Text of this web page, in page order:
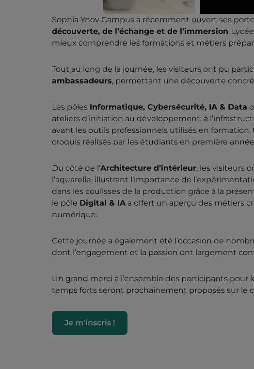
Sophia Ynov Campus a récemment ouvert ses
découverte, de l’échange et de l’immersion.
mieux comprendre les formations et métiers
Tout au long de la journée, les visiteurs ont pu
ambassadeurs, permettant une découverte
Les pôles Informatique, Cybersécurité, IA & Data
ateliers d’initiation au développement, à
avant les outils professionnels utilisés en
croquis réalisés par les étudiants en première
Du côté de l’Architecture d’intérieur, les visiteurs
l’aquarelle, illustrant l’importance de
dans les coulisses de la production grâce à la
le pôle Digital & IAa offert un aperçu des métiers
numérique.
Cette journée a également été l’occasion de
dont l’engagement et la passion ont largement
Un grand merci à l’ensemble des participants pour
temps forts seront prochainement proposés sur le
Je m'inscris !